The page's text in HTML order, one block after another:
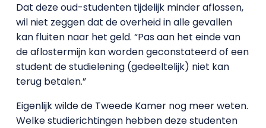
Dat deze oud-studenten tijdelijk minder aflossen,
wil niet zeggen dat de overheid in alle gevallen
kan fluiten naar het geld. “Pas aan het einde van
de aflostermijn kan worden geconstateerd of een
student de studielening (gedeeltelijk) niet kan
terug betalen.”
Eigenlijk wilde de Tweede Kamer nog meer weten.
Welke studierichtingen hebben deze studenten